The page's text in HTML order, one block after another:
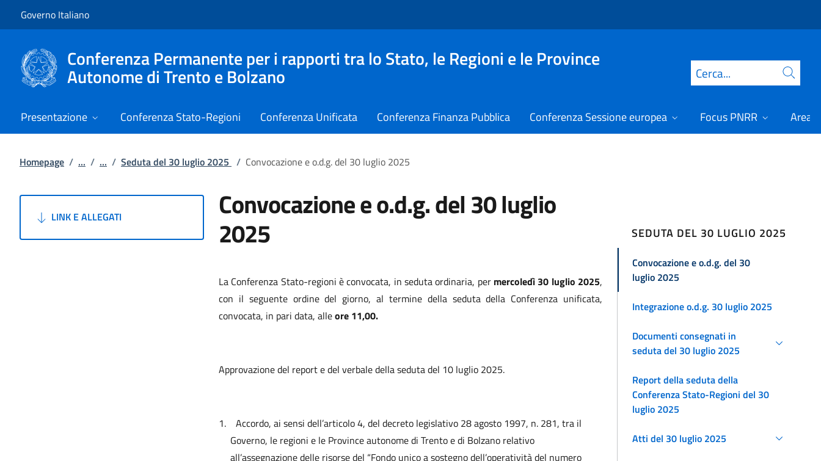
Governo Italiano
Conferenza Permanente per i rapporti tra lo Stato, le Regioni e le Province
Autonome di Trento e Bolzano Cerca
Presentazione Conferenza Stato-Regioni Conferenza Unificata Conferenza Finanza Pubblica Conferenza Sessione europea Focus PNRR Area
Homepage / ... / ... / Seduta del 30 luglio 2025 / Convocazione e o.d.g. del 30 luglio 2025
LINK E ALLEGATI Convocazione e o.d.g. del 30 luglio
2025
La Conferenza Stato-regioni è convocata, in seduta ordinaria, per mercoledì 30 luglio 2025,
con il seguente ordine del giorno, al termine della seduta della Conferenza unificata,
convocata, in pari data, alleore 11,00.
Approvazione del report e del verbale della seduta del 10 luglio 2025.
1. Accordo, ai sensi dell’articolo 4, del decreto legislativo 28 agosto 1997, n. 281, tra il
Governo, le regioni e le Province autonome di Trento e di Bolzano relativo
all’assegnazione delle risorse del “Fondo unico a sostegno dell’operatività del numero
SEDUTA DEL 30 LUGLIO 2025
Convocazione e o.d.g. del 30
luglio 2025
Integrazione o.d.g. 30 luglio 2025
Documenti consegnati in
seduta del 30 luglio 2025
Report della seduta della
Conferenza Stato-Regioni del 30
luglio 2025
Atti del 30 luglio 2025